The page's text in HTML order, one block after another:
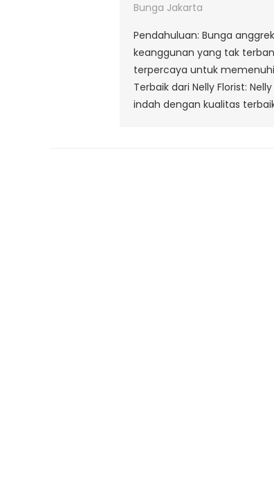
Bunga Jakarta
Pendahuluan: Bunga
keanggunan yang tak
terpercaya untuk
Terbaik dari Nelly Florist:
indah dengan kualitas